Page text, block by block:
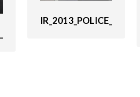
IR_2013_POLICE_